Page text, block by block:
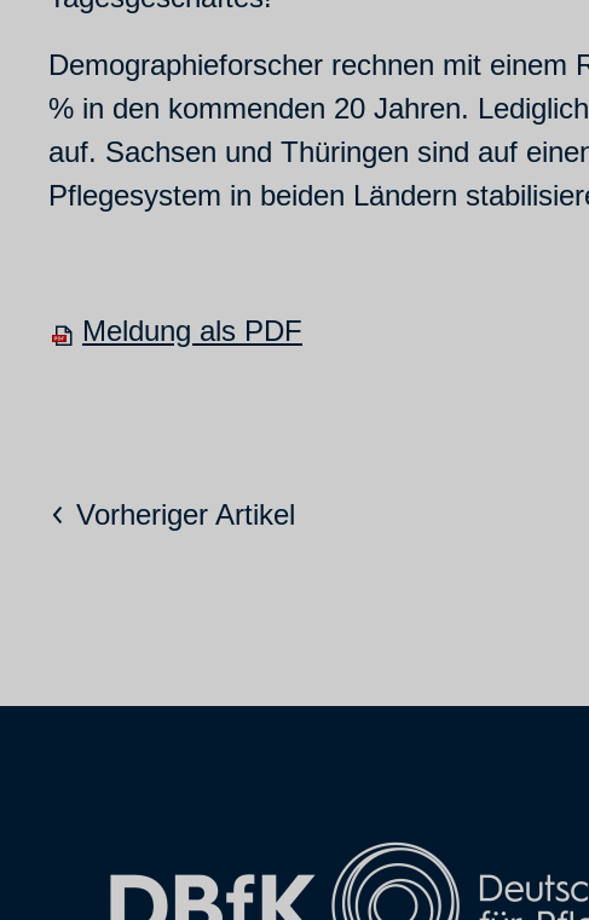
Demographieforscher rechnen mit einem
% in den kommenden 20 Jahren.
auf. Sachsen und Thüringen sind auf
Pflegesystem in beiden Ländern
Meldung als PDF
Vorheriger Artikel